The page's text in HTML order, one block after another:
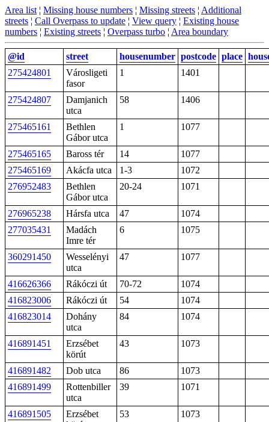
Area list ¦ Missing house numbers ¦ Missing streets ¦ Additional
streets ¦ Call Overpass to update ¦ View query ¦ Existing house
numbers ¦ Existing streets ¦ Overpass turbo ¦ Area boundary
@id street housenumber postcode place
275424801
Városligeti
fasor
1 1401
275424807
Damjanich
utca
58 1406
275465161
Bethlen
Gábor utca
1 1077
275465165 Baross tér 14
1077
275465169
Akácfa utca 1-3
1072
276952483
Bethlen
Gábor utca
20-24 1071
276965238 Hársfa utca 47
1074
277035431
Madách
Imre tér
6 1075
360291450
Wesselényi
utca
47 1077
416626366 Rákóczi út 70-72
1074
416823006
Rákóczi út 54
1074
416823014
Dohány
utca
84 1074
416891451
Erzsébet
körút
43 1073
416891482 Dob utca 86
1073
416891499
Rottenbiller
utca
39 1071
416891505
Erzsébet
53 1073